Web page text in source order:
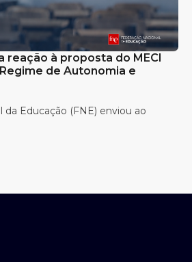
reação à proposta do MECI
de Autonomia e
da Educação (FNE) enviou ao